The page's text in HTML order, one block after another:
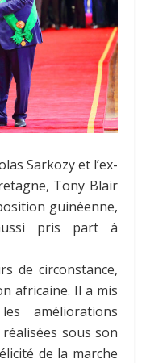
Sarkozy et l’ex-
Tony Blair
guinéenne,
pris part à
de circonstance,
africaine. Il a mis
améliorations
sous son
de la marche